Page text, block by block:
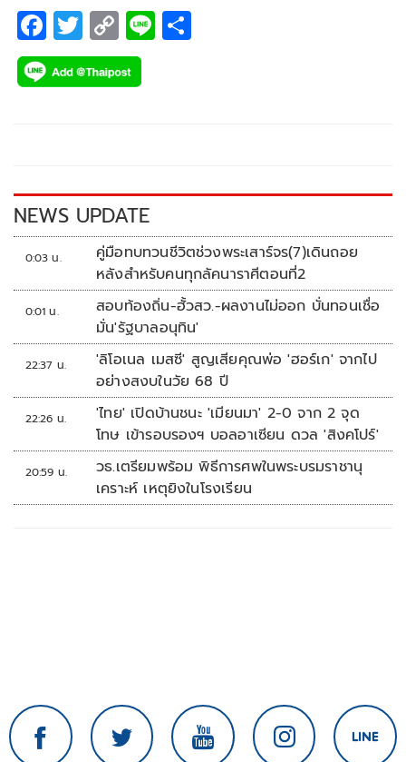
F
ac
e
k
T
wi
tt
C
o
p
k
Li
NEWS UPDATE
0:03 น.
คู่มือทบทวนชีวิตช่วงพระเสาร์จร(7)เดินถอย
หลังสำหรับคนทุกลัคนาราศีตอนที่2
0:01 น.
สอบท้องถิ่น-ฮั้วสว.-ผลงานไม่ออก บั่นทอนเชื่อ
มั่น'รัฐบาลอนุทิน'
22:37 น.
'ลิโอเนล เมสซี' สูญเสียคุณพ่อ 'ฮอร์เก' จากไป
อย่างสงบในวัย 68 ปี
22:26 น.
'ไทย' เปิดบ้านชนะ 'เมียนมา' 2-0 จาก 2 จุด
โทษ เข้ารอบรองฯ บอลอาเซียน ดวล 'สิงคโปร์'
20:59 น.
วธ.เตรียมพร้อม พิธีการศพในพระบรมราชานุ
เคราะห์ เหตุยิงในโรงเรียน